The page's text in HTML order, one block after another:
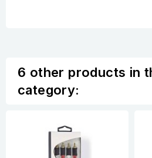
6 other products in
category: